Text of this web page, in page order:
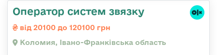
Оператор систем звязку
від 20100 до 120100 грн
Коломия, Івано-Франківська область